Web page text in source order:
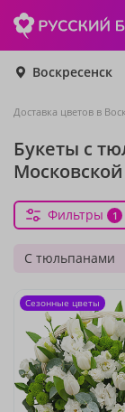
Воскресенск
Доставка цветов в
Букеты с
Фильтры 1
С тюльпанами
Сезонные цветы